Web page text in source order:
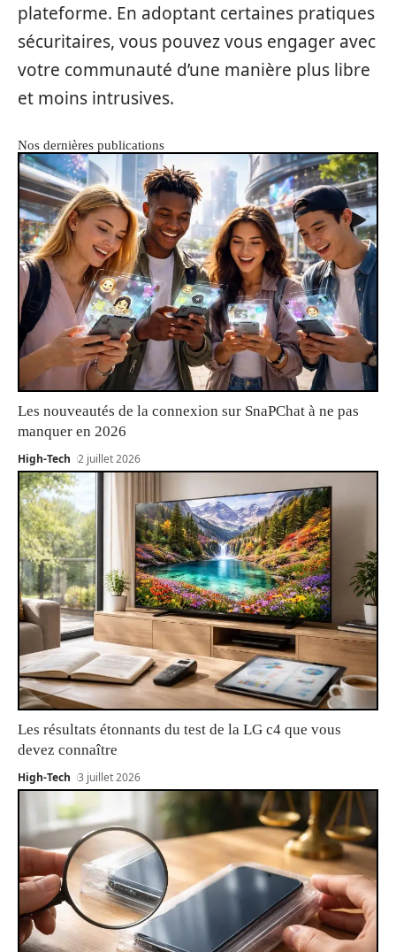
plateforme. En adoptant certaines pratiques
sécuritaires, vous pouvez vous engager avec
votre communauté d’une manière plus libre
et moins intrusives.
Nos dernières publications
Les nouveautés de la connexion sur SnaPChat à ne pas
manquer en 2026
High-Tech 2 juillet 2026
Les résultats étonnants du test de la LG c4 que vous
devez connaître
High-Tech 3 juillet 2026